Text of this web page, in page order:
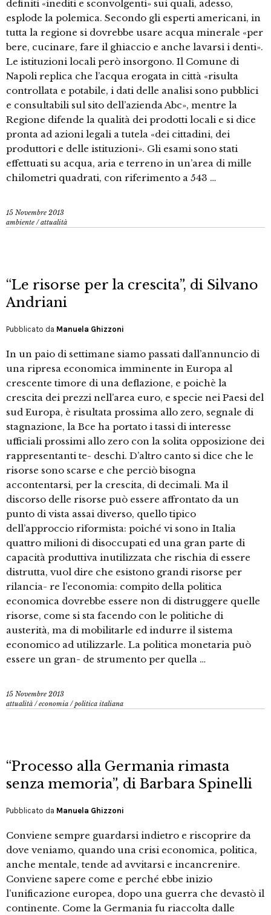
definiti «inediti e sconvolgenti» sui quali, adesso,
esplode la polemica. Secondo gli esperti americani, in
tutta la regione si dovrebbe usare acqua minerale «per
bere, cucinare, fare il ghiaccio e anche lavarsi i denti».
Le istituzioni locali però insorgono. Il Comune di
Napoli replica che l’acqua erogata in città «risulta
controllata e potabile, i dati delle analisi sono pubblici
e consultabili sul sito dell’azienda Abc», mentre la
Regione difende la qualità dei prodotti locali e si dice
pronta ad azioni legali a tutela «dei cittadini, dei
produttori e delle istituzioni». Gli esami sono stati
effettuati su acqua, aria e terreno in un’area di mille
chilometri quadrati, con riferimento a 543 …
15 Novembre 2013
ambiente /attualità
“Le risorse per la crescita”, di Silvano
Andriani
Pubblicato da Manuela Ghizzoni
In un paio di settimane siamo passati dall’annuncio di
una ripresa economica imminente in Europa al
crescente timore di una deflazione, e poichè la
crescita dei prezzi nell’area euro, e specie nei Paesi del
sud Europa, è risultata prossima allo zero, segnale di
stagnazione, la Bce ha portato i tassi di interesse
ufficiali prossimi allo zero con la solita opposizione dei
rappresentanti te- deschi. D’altro canto si dice che le
risorse sono scarse e che perciò bisogna
accontentarsi, per la crescita, di decimali. Ma il
discorso delle risorse può essere affrontato da un
punto di vista assai diverso, quello tipico
dell’approccio riformista: poiché vi sono in Italia
quattro milioni di disoccupati ed una gran parte di
capacità produttiva inutilizzata che rischia di essere
distrutta, vuol dire che esistono grandi risorse per
rilancia- re l’economia: compito della politica
economica dovrebbe essere non di distruggere quelle
risorse, come si sta facendo con le politiche di
austerità, ma di mobilitarle ed indurre il sistema
economico ad utilizzarle. La politica monetaria può
essere un gran- de strumento per quella …
15 Novembre 2013
attualità /economia /politica italiana
“Processo alla Germania rimasta
senza memoria”, di Barbara Spinelli
Pubblicato da Manuela Ghizzoni
Conviene sempre guardarsi indietro e riscoprire da
dove veniamo, quando una crisi economica, politica,
anche mentale, tende ad avvitarsi e incancrenire.
Conviene sapere come e perché ebbe inizio
l’unificazione europea, dopo una guerra che devastò il
continente. Come la Germania fu riaccolta dalle